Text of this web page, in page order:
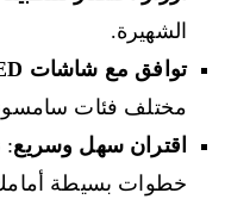
الشهيرة.
توافق مع شاشات QLED وCrystal UHD
مختلف فئات
اقتران سهل وسريع:
خطوات بسيطة